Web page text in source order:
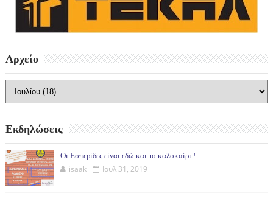
Αρχείο
Εκδηλώσεις
Οι Εσπερίδες είναι εδώ και το καλοκαίρι !
isaak Ιουλ 31, 2019